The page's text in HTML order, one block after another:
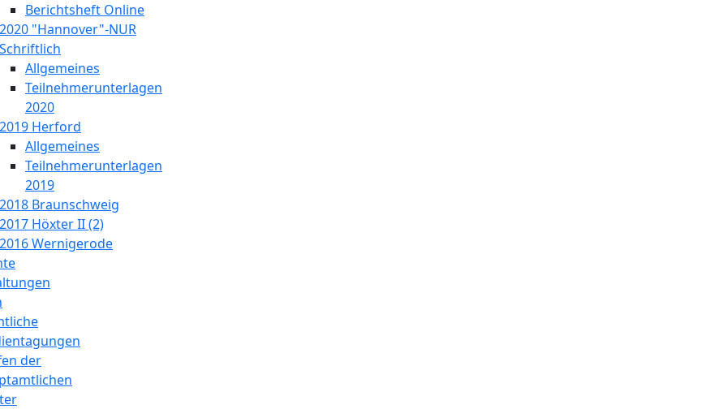
Berichtsheft Online
2020 "Hannover"-NUR
Schriftlich
Allgemeines
Teilnehmerunterlagen
2020
2019 Herford
Allgemeines
Teilnehmerunterlagen
2019
2018 Braunschweig
2017 Höxter II (2)
2016 Wernigerode
der